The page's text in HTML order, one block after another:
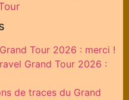
Tour 2026 : merci !
Grand Tour 2026 :
de traces du Grand